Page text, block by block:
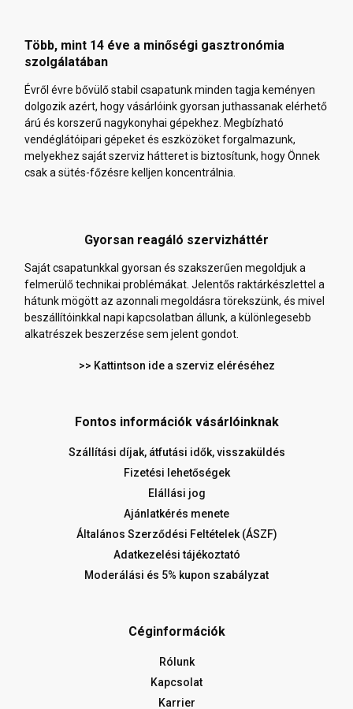
Több, mint 14 éve a minőségi gasztronómia
szolgálatában
Évről évre bővülő stabil csapatunk minden tagja keményen
dolgozik azért, hogy vásárlóink gyorsan juthassanak elérhető
árú és korszerű nagykonyhai gépekhez. Megbízható
vendéglátóipari gépeket és eszközöket forgalmazunk,
melyekhez saját szerviz hátteret is biztosítunk, hogy Önnek
csak a sütés-főzésre kelljen koncentrálnia.
Gyorsan reagáló szervizháttér
Saját csapatunkkal gyorsan és szakszerűen megoldjuk a
felmerülő technikai problémákat. Jelentős raktárkészlettel a
hátunk mögött az azonnali megoldásra törekszünk, és mivel
beszállítóinkkal napi kapcsolatban állunk, a különlegesebb
alkatrészek beszerzése sem jelent gondot.
>> Kattintson ide a szerviz eléréséhez
Fontos információk vásárlóinknak
Szállítási díjak, átfutási idők, visszaküldés
Fizetési lehetőségek
Elállási jog
Ajánlatkérés menete
Általános Szerződési Feltételek (ÁSZF)
Adatkezelési tájékoztató
Moderálási és 5% kupon szabályzat
Céginformációk
Rólunk
Kapcsolat
Karrier